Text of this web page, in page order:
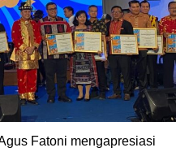
Fatoni mengapresiasi